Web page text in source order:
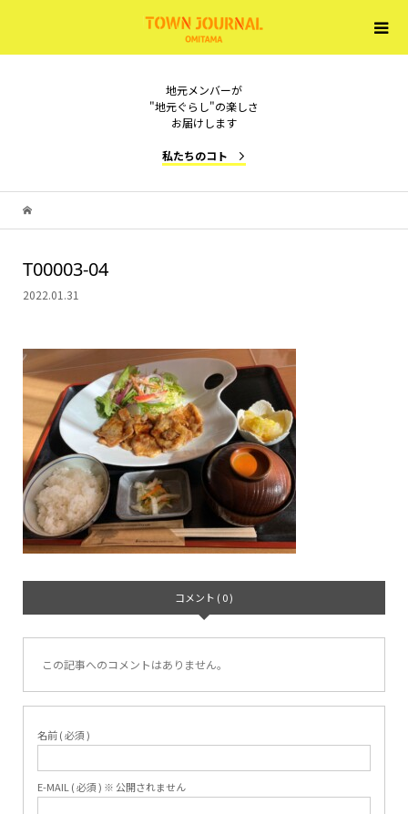
地元メンバーが
"地元ぐらし"の楽しさ
お届けします
私たちのコト
T00003-04
2022.01.31
コメント ( 0 )
この記事へのコメントはありません。
名前 ( 必須 )
E-MAIL ( 必須 ) ※ 公開されません